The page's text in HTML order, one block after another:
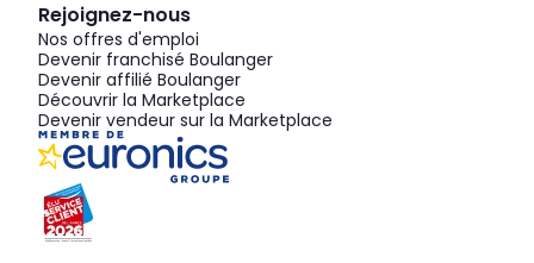
Rejoignez-nous
Nos offres d'emploi
Devenir franchisé Boulanger
Devenir affilié Boulanger
Découvrir la Marketplace
Devenir vendeur sur la Marketplace